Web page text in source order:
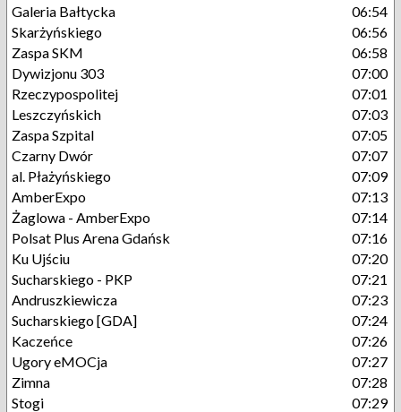
Galeria Bałtycka
06:54
Skarżyńskiego
06:56
Zaspa SKM
06:58
Dywizjonu 303
07:00
Rzeczypospolitej
07:01
Leszczyńskich
07:03
Zaspa Szpital
07:05
Czarny Dwór
07:07
al. Płażyńskiego
07:09
AmberExpo
07:13
Żaglowa - AmberExpo
07:14
Polsat Plus Arena Gdańsk
07:16
Ku Ujściu
07:20
Sucharskiego - PKP
07:21
Andruszkiewicza
07:23
Sucharskiego [GDA]
07:24
Kaczeńce
07:26
Ugory eMOCja
07:27
Zimna
07:28
Stogi
07:29